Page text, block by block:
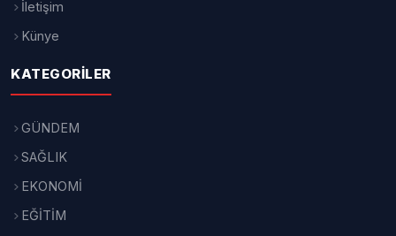
İletişim
Künye
KATEGORILER
GÜNDEM
SAĞLIK
EKONOMİ
EĞİTİM